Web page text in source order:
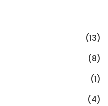
(13)
(8)
(1)
(4)